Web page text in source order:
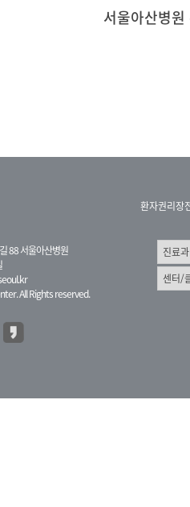
서울아산병
88 서울아산병원
All Rights reserved.
환자권리장